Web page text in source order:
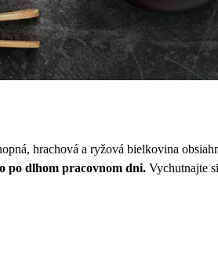
hrachová a ryžová bielkovina
po dlhom pracovnom dni. Vychutnajte